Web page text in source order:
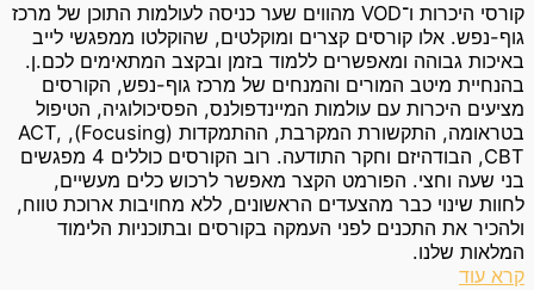
קורסי היכרות ו־VOD מהווים שער כניסה לעולמות התוכן של מרכז
גוף-נפש. אלו קורסים קצרים ומוקלטים, שהוקלטו ממפגשי לייב
באיכות גבוהה ומאפשרים ללמוד בזמן ובקצב המתאימים לכם.ן.
בהנחיית מיטב המורים והמנחים של מרכז גוף-נפש, הקורסים
מציעים היכרות עם עולמות המיינדפולנס, הפסיכולוגיה, הטיפול
בטראומה, התקשורת המקרבת, ההתמקדות (Focusing), ACT,
CBT, הבודהיזם וחקר התודעה. רוב הקורסים כוללים 4 מפגשים
בני שעה וחצי. הפורמט הקצר מאפשר לרכוש כלים מעשיים,
לחוות שינוי כבר מהצעדים הראשונים, ללא מחויבות ארוכת טווח,
ולהכיר את התכנים לפני העמקה בקורסים ובתוכניות הלימוד
המלאות שלנו.
קרא עוד